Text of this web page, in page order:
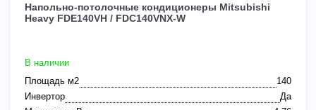
Напольно-потолочные кондиционеры Mitsubishi
Heavy FDE140VH / FDC140VNX-W
В наличии
Площадь м2
140
Инвертор
Да